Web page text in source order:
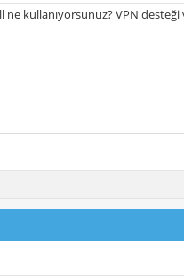
ne kullanıyorsunuz? VPN desteği